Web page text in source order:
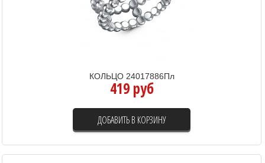
КОЛЬЦО 24017886Пл
419 руб
ДОБАВИТЬ В КОРЗИНУ